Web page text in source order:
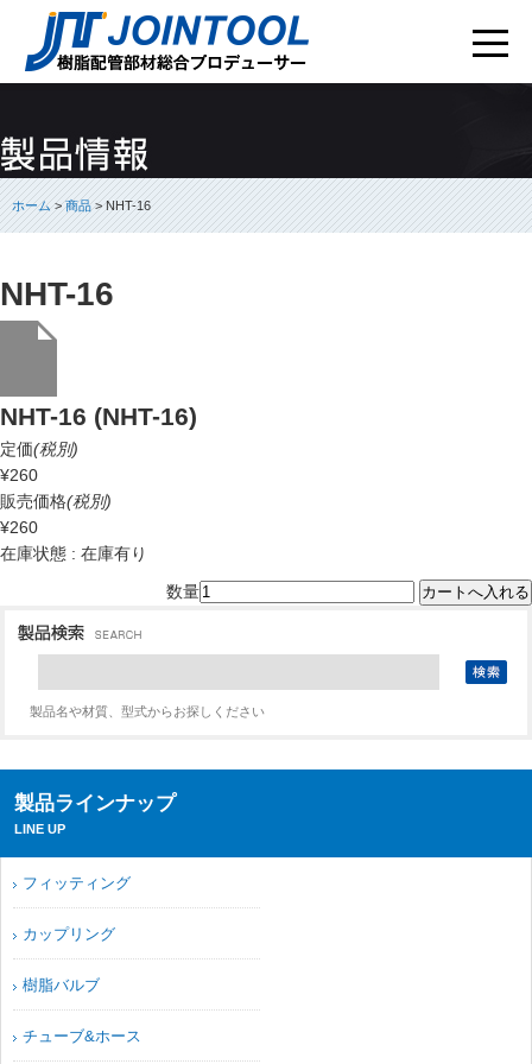
ホーム>商品> NHT-16
NHT-16
NHT-16 (NHT-16)
定価(税別)
¥260
販売価格(税別)
¥260
在庫状態 : 在庫有り
数量
製品名や材質、型式からお探しください
製品ラインナップ
LINE UP
フィッティング
カップリング
樹脂バルブ
チューブ&ホース